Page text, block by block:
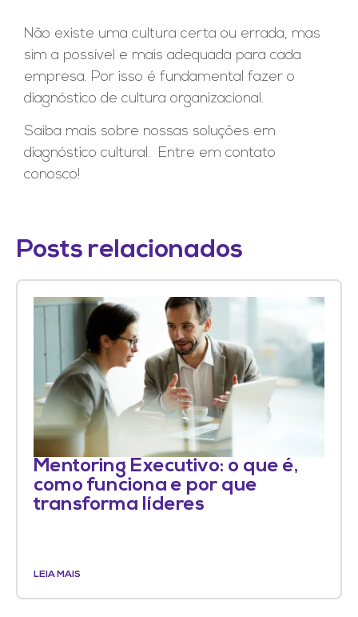
Não existe uma cultura certa ou errada, mas
sim a possível e mais adequada para cada
empresa. Por isso é fundamental fazer o
diagnóstico de cultura organizacional.
Saiba mais sobre nossas soluções em
diagnóstico cultural. Entre em contato
conosco!
Posts relacionados
Mentoring Executivo: o que é,
como funciona e por que
transforma líderes
LEIA MAIS